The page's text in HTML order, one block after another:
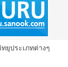
ยุประเภทต่างๆ